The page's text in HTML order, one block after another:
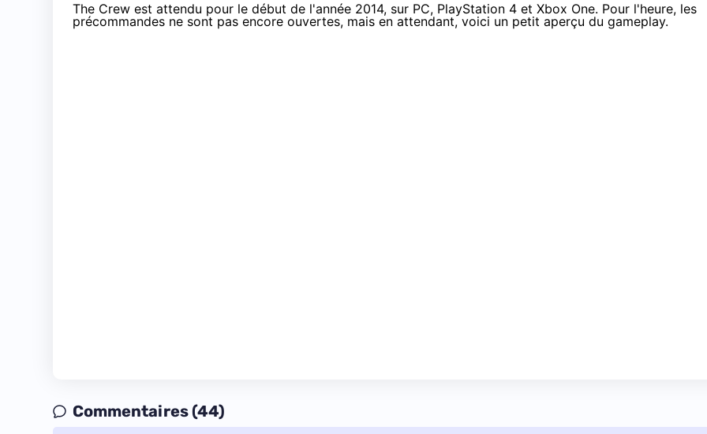
The Crew est attendu pour le début de l'année 2014, sur PC, PlayStation 4 et Xbox One. Pour l'heure, les
précommandes ne sont pas encore ouvertes, mais en attendant, voici un petit aperçu du gameplay.
Commentaires (44)